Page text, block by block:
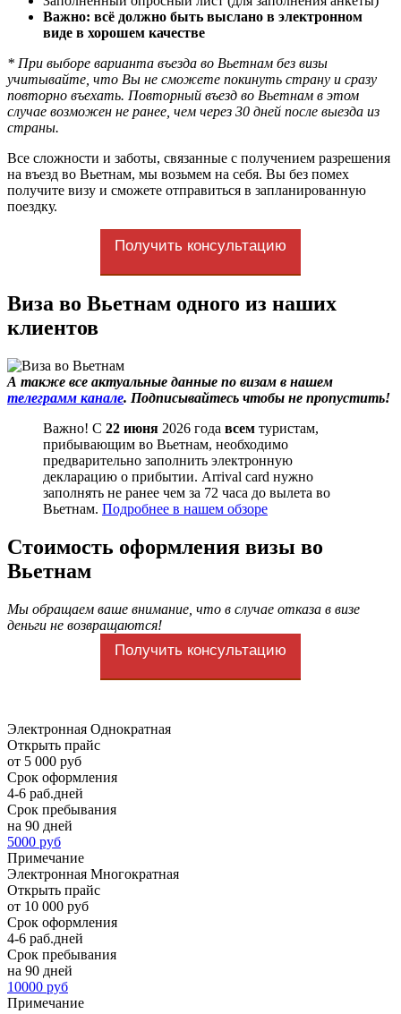
Важно: всё должно быть выслано в электронном
виде в хорошем качестве
* При выборе варианта въезда во Вьетнам без визы
учитывайте, что Вы не сможете покинуть страну и сразу
повторно въехать. Повторный въезд во Вьетнам в этом
случае возможен не ранее, чем через 30 дней после выезда из
страны.
Все сложности и заботы, связанные с получением разрешения
на въезд во Вьетнам, мы возьмем на себя. Вы без помех
получите визу и сможете отправиться в запланированную
поездку.
Получить консультацию
Виза во Вьетнам одного из наших
клиентов
А также все актуальные данные по визам в нашем
телеграмм канале. Подписывайтесь чтобы не пропустить!
Важно! С 22 июня 2026 года всем туристам,
прибывающим во Вьетнам, необходимо
предварительно заполнить электронную
декларацию о прибытии. Arrival card нужно
заполнять не ранее чем за 72 часа до вылета во
Вьетнам. Подробнее в нашем обзоре
Стоимость оформления визы во
Вьетнам
Мы обращаем ваше внимание, что в случае отказа в визе
деньги не возвращаются!
Получить консультацию
Электронная Однократная
Открыть прайс
от 5 000 руб
Срок оформления
4-6 раб.дней
Срок пребывания
на 90 дней
5000 руб
Примечание
Электронная Многократная
Открыть прайс
от 10 000 руб
Срок оформления
4-6 раб.дней
Срок пребывания
на 90 дней
10000 руб
Примечание